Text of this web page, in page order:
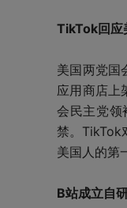
TikTok回应
美国两党国
应用商店上
会民主党领
禁。TikTok
美国人的第
B站成立自